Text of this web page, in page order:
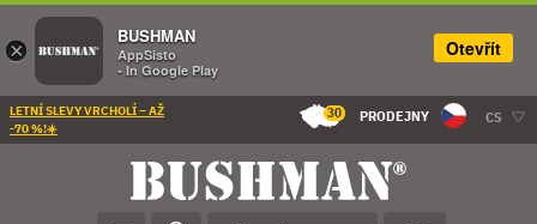
LETNÍ SLEVY VRCHOLÍ – AŽ
-70 %!☀️
30 PRODEJNY CS
×
BUSHMAN
AppSisto
- In Google Play
Otevřít